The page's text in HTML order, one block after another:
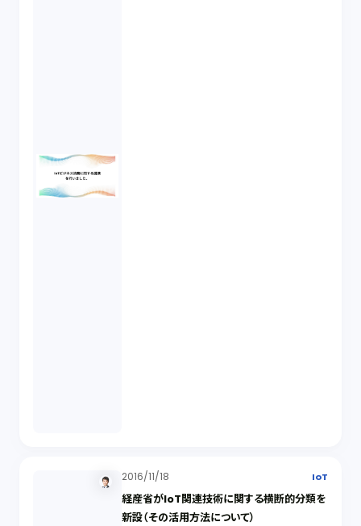
2016/11/18 IoT
経産省がIoT関連技術に関する横断的分類を
新設（その活用方法について）